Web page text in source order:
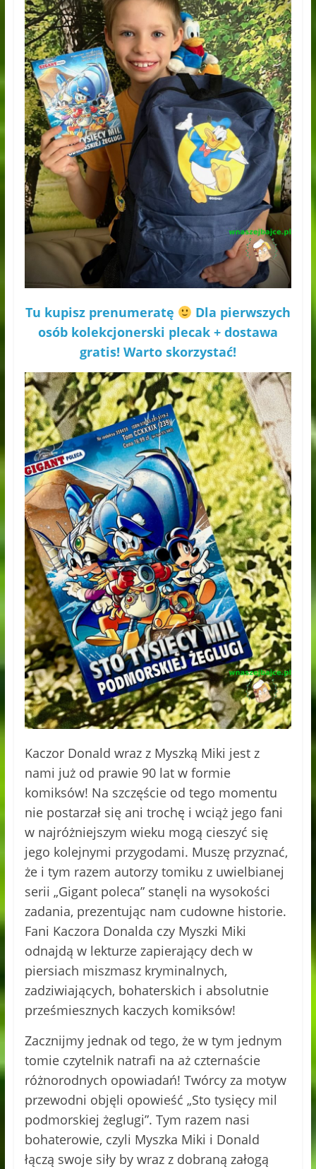
Tu kupisz prenumeratę
Dla pierwszych
osób kolekcjonerski plecak + dostawa
gratis! Warto skorzystać!
Kaczor Donald wraz z Myszką Miki jest z
nami już od prawie 90 lat w formie
komiksów! Na szczęście od tego momentu
nie postarzał się ani trochę i wciąż jego fani
w najróżniejszym wieku mogą cieszyć się
jego kolejnymi przygodami. Muszę przyznać,
że i tym razem autorzy tomiku z uwielbianej
serii „Gigant poleca” stanęli na wysokości
zadania, prezentując nam cudowne historie.
Fani Kaczora Donalda czy Myszki Miki
odnajdą w lekturze zapierający dech w
piersiach miszmasz kryminalnych,
zadziwiających, bohaterskich i absolutnie
prześmiesznych kaczych komiksów!
Zacznijmy jednak od tego, że w tym jednym
tomie czytelnik natrafi na aż czternaście
różnorodnych opowiadań! Twórcy za motyw
przewodni objęli opowieść „Sto tysięcy mil
podmorskiej żeglugi”. Tym razem nasi
bohaterowie, czyli Myszka Miki i Donald
łączą swoje siły by wraz z dobraną załogą